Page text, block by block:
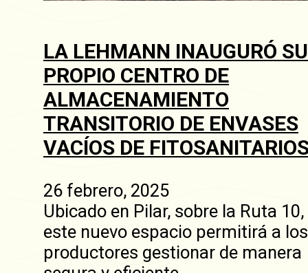
LA LEHMANN INAUGURÓ SU
PROPIO CENTRO DE
ALMACENAMIENTO
TRANSITORIO DE ENVASES
VACÍOS DE
26 febrero, 2025
Ubicado en Pilar, sobre la Ruta 10,
este nuevo espacio permitirá a los
productores gestionar de manera